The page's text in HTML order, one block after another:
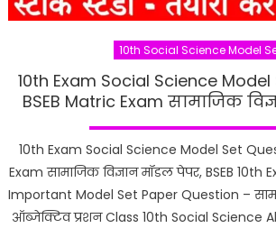
10th Social Science Model
10th Exam Social Science
BSEB Matric Exam सामाजिक
10th Exam Social Science Model Set
Exam सामाजिक विज्ञान मॉडल पेपर, BSEB 10th
Important Model Set Paper Question –
ऑब्जेक्टिव प्रशन Class 10th Social Science